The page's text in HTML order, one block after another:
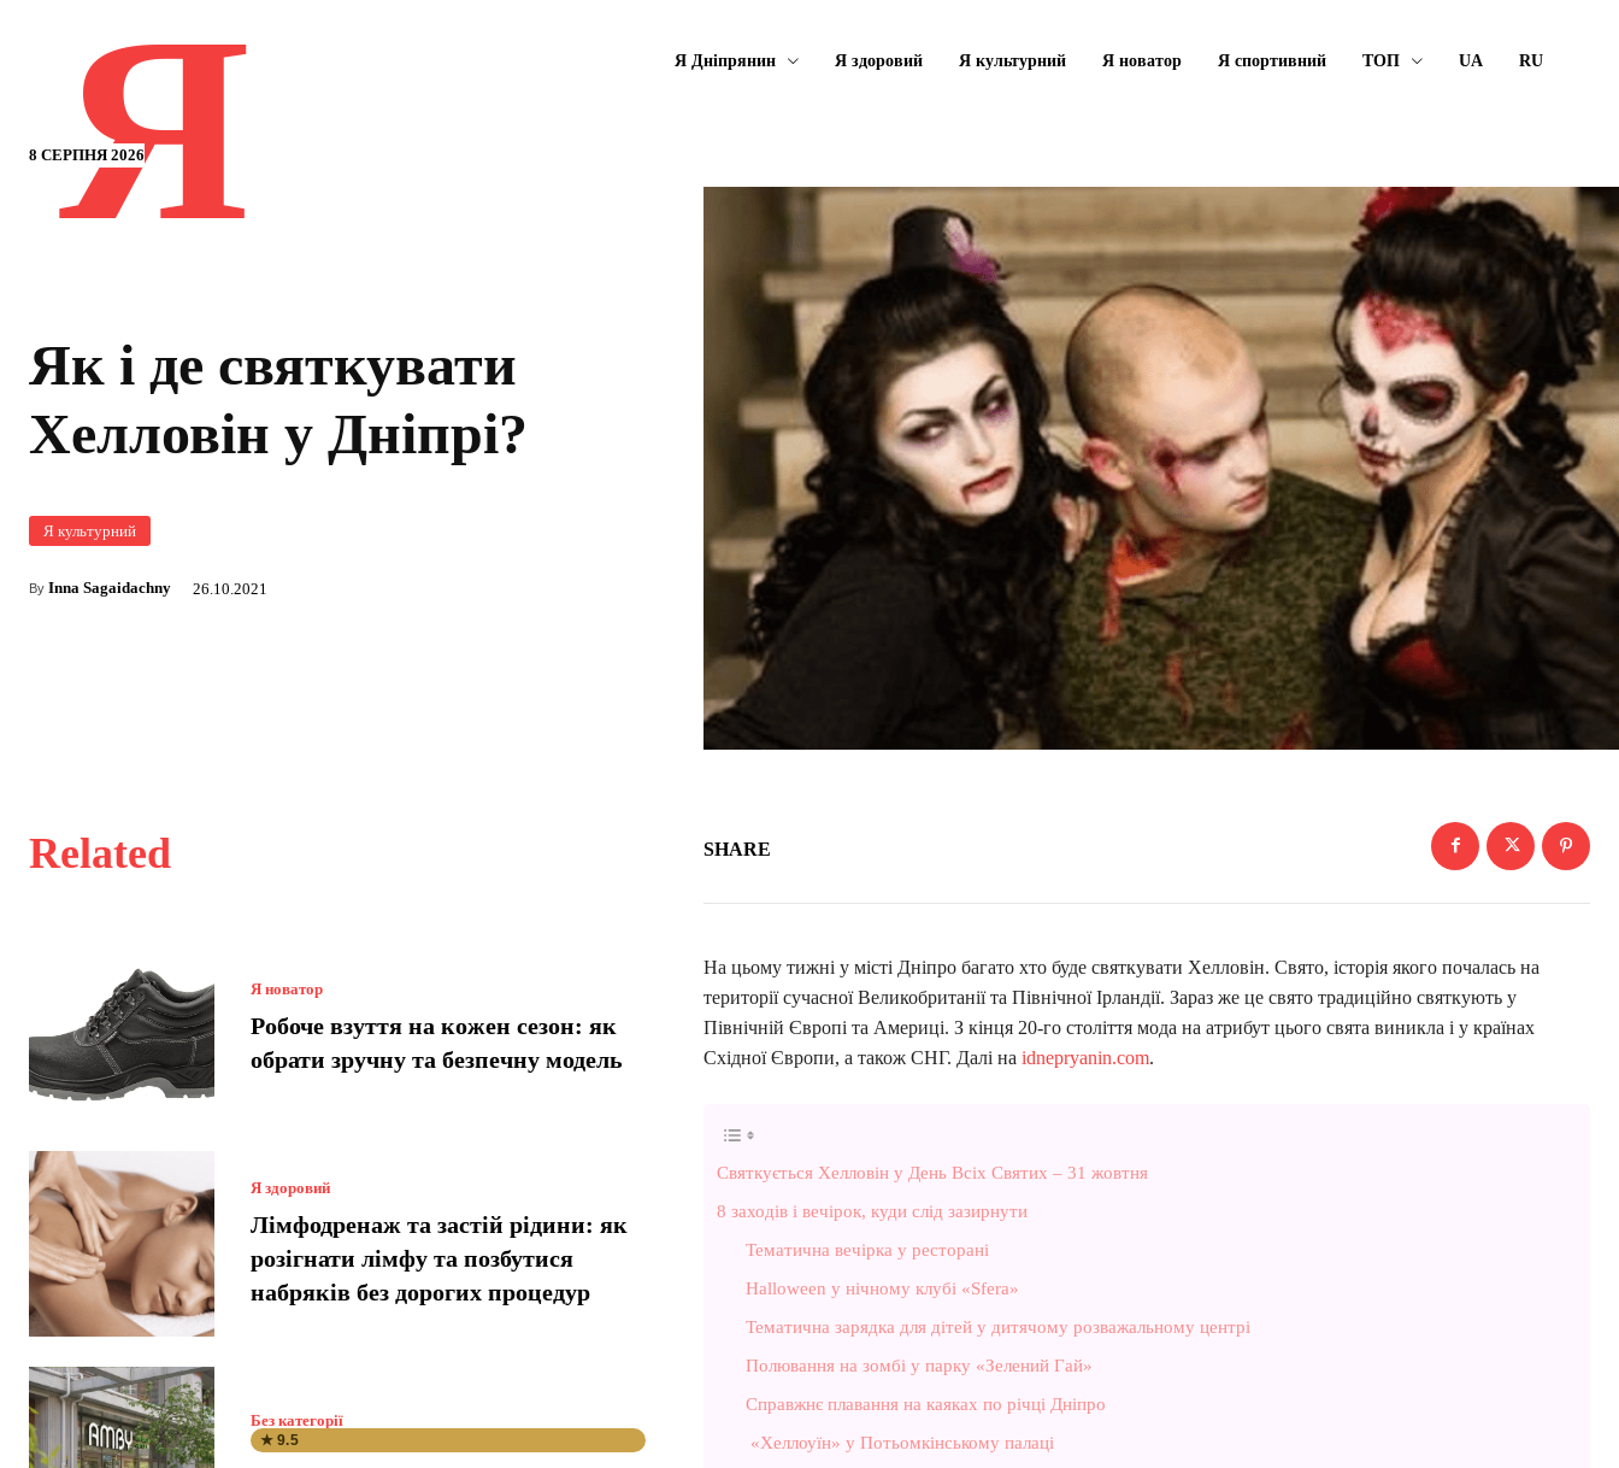
8 СЕРПНЯ 2026
Я Я Дніпрянин Я здоровий Я культурний Я новатор Я спортивний ТОП UA RU
Як і де святкувати
Хелловін у Дніпрі?
Я культурний
By Inna Sagaidachny 26.10.2021
Related
Я новатор
Робоче взуття на кожен сезон: як
обрати зручну та безпечну модель
Я здоровий
Лімфодренаж та застій рідини: як
розігнати лімфу та позбутися
набряків без дорогих процедур
Без категорії
★ 9.5
SHARE
На цьому тижні у місті Дніпро багато хто буде святкувати Хелловін. Свято, історія якого почалась на
території сучасної Великобританії та Північної Ірландії. Зараз же це свято традиційно святкують у
Північній Європі та Америці. З кінця 20-го століття мода на атрибут цього свята виникла і у країнах
Східної Європи, а також СНГ. Далі на idnepryanin.com.
Святкується Хелловін у День Всіх Святих – 31 жовтня
8 заходів і вечірок, куди слід зазирнути
Тематична вечірка у ресторані
Halloween у нічному клубі «Sfera»
Тематична зарядка для дітей у дитячому розважальному центрі
Полювання на зомбі у парку «Зелений Гай»
Справжнє плавання на каяках по річці Дніпро
«Хеллоуїн» у Потьомкінському палаці